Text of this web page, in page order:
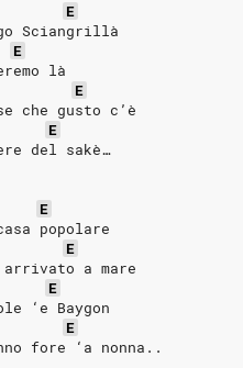
E
Sciangrillà
E
là
E
che gusto c’è
E
del sakè…
E
popolare
E
a mare
E
‘e Baygon
E
fore ‘a nonna..